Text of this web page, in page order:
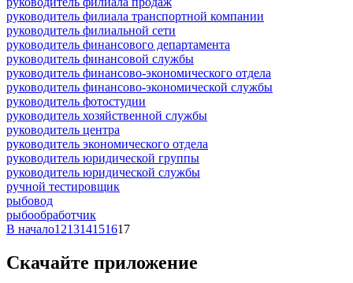
руководитель филиала транспортной компании
руководитель филиальной сети
руководитель финансового департамента
руководитель финансовой службы
руководитель финансово-экономического отдела
руководитель финансово-экономической службы
руководитель фотостудии
руководитель хозяйственной службы
руководитель центра
руководитель экономического отдела
руководитель юридической группы
руководитель юридической службы
ручной тестировщик
рыбовод
рыбообработчик
В начало121314151617
Скачайте приложение